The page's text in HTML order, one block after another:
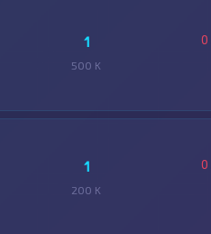
1
500 K
0
1
200 K
0